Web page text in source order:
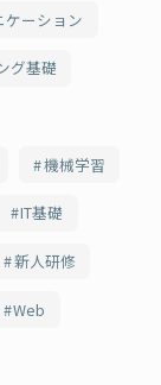
ケーション
グ基礎
機械学習
IT基礎
新人研修
Web